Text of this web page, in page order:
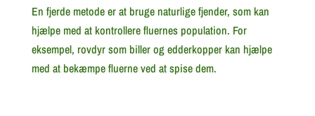
En fjerde metode er at bruge naturlige fjender, som kan
hjælpe med at kontrollere fluernes population. For
eksempel, rovdyr som biller og edderkopper kan hjælpe
med at bekæmpe fluerne ved at spise dem.